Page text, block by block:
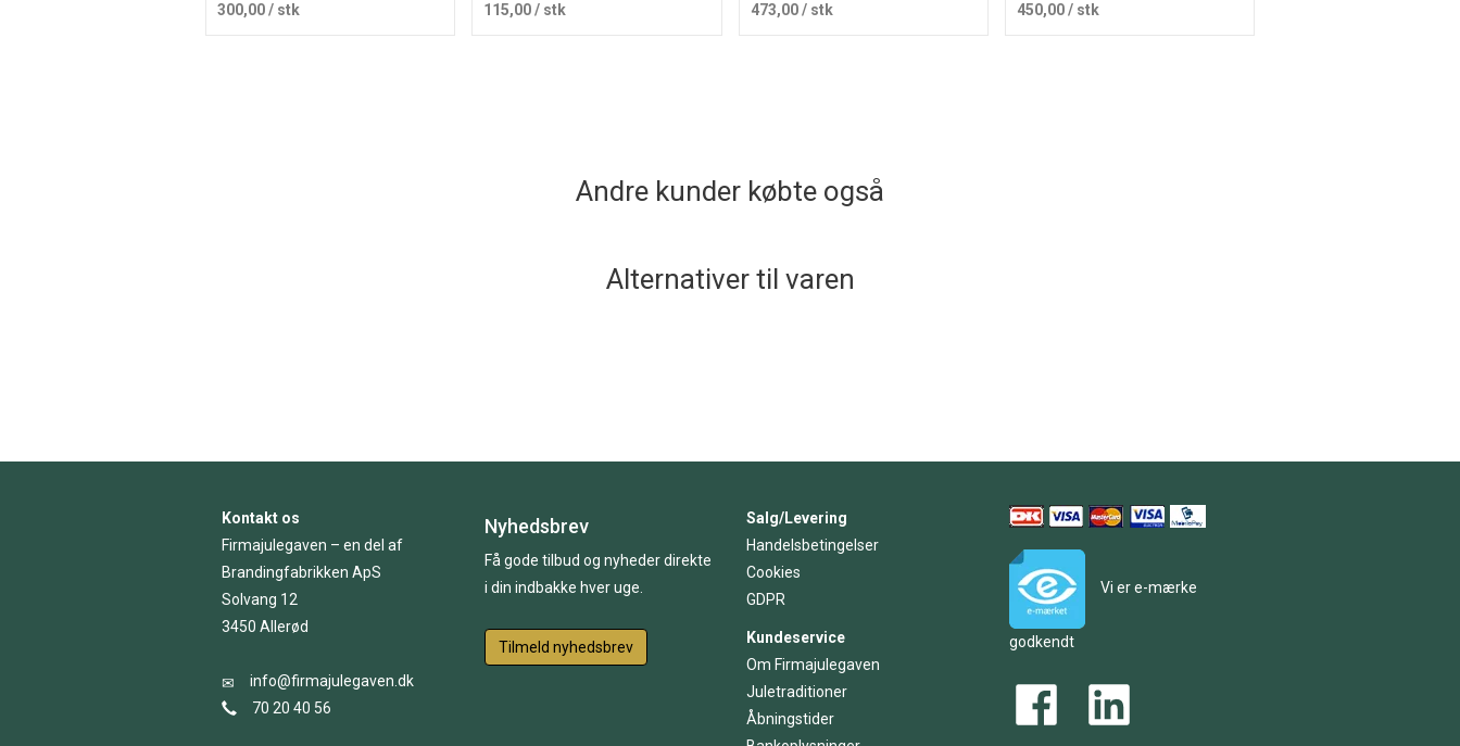
300,00/ stk 115,00 / stk 473,00 / stk 450,00 / stk
Andre kunder købte også
Alternativer til varen
Kontakt os
Firmajulegaven – en del af
Brandingfabrikken ApS
Solvang 12
3450 Allerød
info@firmajulegaven.dk
70 20 40 56
Nyhedsbrev
Få gode tilbud og nyheder direkte
i din indbakke hver uge.
Tilmeld nyhedsbrev
Salg/Levering
Handelsbetingelser
Cookies
GDPR
Kundeservice
Om Firmajulegaven
Juletraditioner
Åbningstider
Vi er e-mærke
godkendt